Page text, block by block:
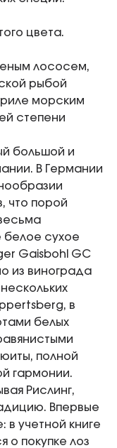
цвета.
лососем,
рыбой
морским
степени
большой и
В Германии
что порой
белое сухое
Gaisbohl GC
из винограда
в
белых
полной
гармонии.
Рислинг,
Впервые
в учетной книге
о покупке лоз